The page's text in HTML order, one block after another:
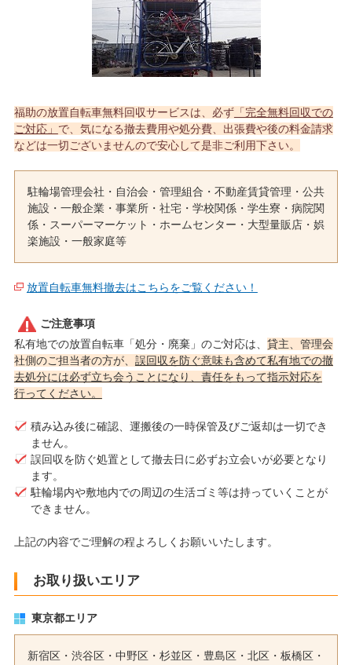
福助の放置自転車無料回収サービスは、必ず「完全無料回収での
ご対応」 で、気になる撤去費用や処分費、出張費や後の料金請求
などは一切ございませんので安心して是非ご利用下さい。
駐輪場管理会社・自治会・管理組合・不動産賃貸管理・公共
施設・一般企業・事業所・社宅・学校関係・学生寮・病院関
係・スーパーマーケット・ホームセンター・大型量販店・娯
楽施設・一般家庭等
放置自転車無料撤去はこちらをご覧ください！
ご注意事項
私有地での放置自転車「処分・廃棄」のご対応は、 貸主、管理会
社側のご担当者の方が、 誤回収を防ぐ意味も含めて私有地での撤
去処分には必ず立ち会うことになり、責任をもって指示対応を
行ってください。
積み込み後に確認、運搬後の一時保管及びご返却は一切でき
ません。
誤回収を防ぐ処置として撤去日に必ずお立会いが必要となり
ます。
駐輪場内や敷地内での周辺の生活ゴミ等は持っていくことが
できません。
上記の内容でご理解の程よろしくお願いいたします。
お取り扱いエリア
東京都エリア
新宿区・ 渋谷区・ 中野区・ 杉並区・ 豊島区・ 北区・ 板橋区・